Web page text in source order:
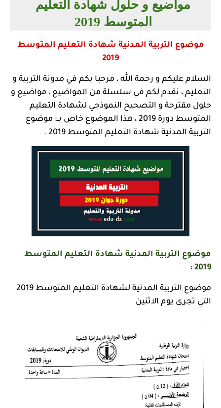
مواضيع و حلول شهادة التعليم
المتوسط 2019
موضوع التربية المدنية شهادة التعليم المتوسط
2019
السلام عليكم و رحمة الله ، مرحبا بكم في مدونة التربية و
التعليم ، نقدم لكم في سلسلة من المواضيع ، مواضيع و
حلول مقترحة و التصحيح النموذجي لشهادة التعليم
المتوسط دورة 2019 ، هذا الموضوع خاص بــ: موضوع
التربية المدنية شهادة التعليم المتوسط 2019 .
موضوع التربية المدنية شهادة التعليم المتوسط
2019 :
موضوع التربية المدنية لشهادة التعليم المتوسط 2019
التي تجرى يوم الاثنين